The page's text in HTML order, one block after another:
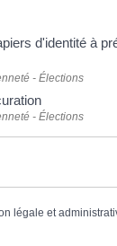
d'identité à
- Élections
- Élections
légale et